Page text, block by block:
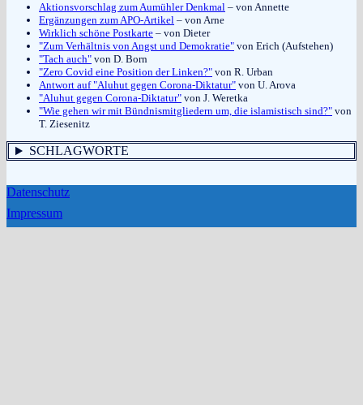
Aktionsvorschlag zum Aumühler Denkmal – von Annette
Ergänzungen zum APO-Artikel – von Arne
Wirklich schöne Postkarte – von Dieter
"Zum Verhältnis von Angst und Demokratie" von Erich (Aufstehen)
"Tach auch" von D. Born
"Zero Covid eine Position der Linken?" von R. Urban
Antwort auf "Aluhut gegen Corona-Diktatur" von U. Arova
"Aluhut gegen Corona-Diktatur" von J. Weretka
"Wie gehen wir mit Bündnismitgliedern um, die islamistisch sind?" von
T. Ziesenitz
SCHLAGWORTE
Datenschutz
Impressum